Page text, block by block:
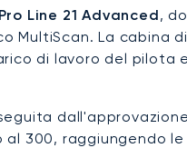
Pro Line 21 Advanced,
MultiScan. La cabina
di lavoro del pilota
300, raggiungendo